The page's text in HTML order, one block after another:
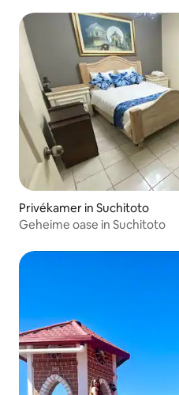
Privékamer in Suchitoto
Geheime oase in Suchitoto